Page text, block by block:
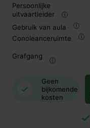
Persoonlijke
uitvaartleider
Gebruik van aula
Conoleanceruimte
Grafgang
Geen
bijkomende
kosten